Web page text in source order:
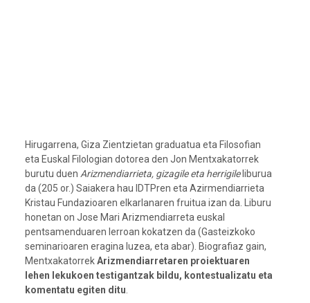
Hirugarrena, Giza Zientzietan graduatua eta Filosofian
eta Euskal Filologian dotorea den Jon Mentxakatorrek
burutu duen Arizmendiarrieta, gizagile eta herrigile liburua
da (205 or.) Saiakera hau IDTPren eta Azirmendiarrieta
Kristau Fundazioaren elkarlanaren fruitua izan da. Liburu
honetan on Jose Mari Arizmendiarreta euskal
pentsamenduaren lerroan kokatzen da (Gasteizkoko
seminarioaren eragina luzea, eta abar). Biografiaz gain,
MentxakatorrekArizmendiarretaren proiektuaren
lehen lekukoen testigantzak bildu, kontestualizatu eta
komentatu egiten ditu